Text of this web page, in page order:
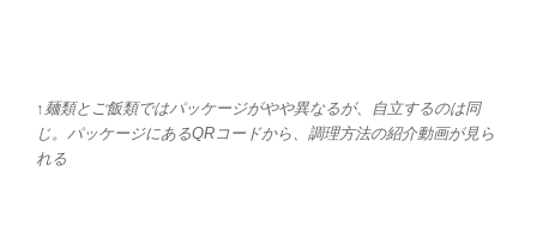
↑麺類とご飯類ではパッケージがやや異なるが、自立するのは同
じ。パッケージにあるQRコードから、調理方法の紹介動画が見ら
れる